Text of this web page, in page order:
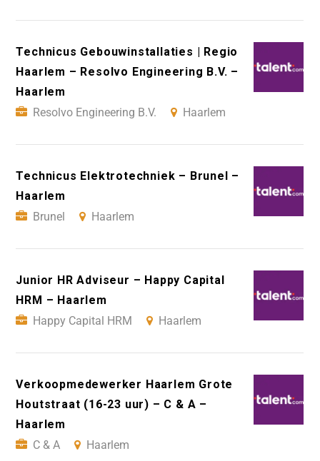
Technicus Gebouwinstallaties | Regio
Haarlem – Resolvo Engineering B.V. –
Haarlem
Resolvo Engineering B.V.
Haarlem
Technicus Elektrotechniek – Brunel –
Haarlem
Brunel
Haarlem
Junior HR Adviseur – Happy Capital
HRM – Haarlem
Happy Capital HRM
Haarlem
Verkoopmedewerker Haarlem Grote
Houtstraat (16-23 uur) – C & A –
Haarlem
C & A
Haarlem